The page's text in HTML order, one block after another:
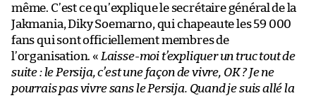
même. C’est ce qu’explique le secrétaire général de la
Jakmania, Diky Soemarno, qui chapeaute les 59 000
fans qui sont officiellement membres de
l’organisation. « Laisse-moi t’expliquer un truc tout de
suite : le Persija, c’est une façon de vivre, OK ? Je ne
pourrais pas vivre sans le Persija. Quand je suis allé la